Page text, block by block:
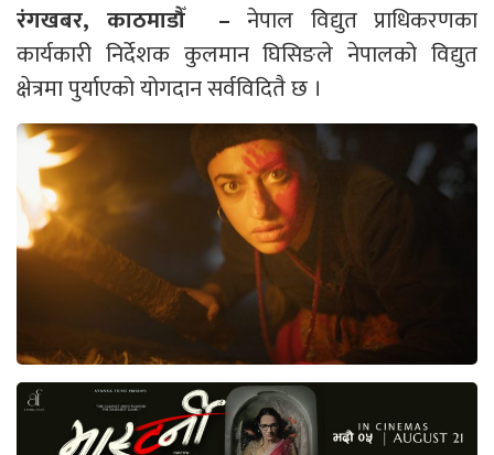
रंगखबर, काठमाडौँ – नेपाल विद्युत प्राधिकरणका
कार्यकारी निर्देशक कुलमान घिसिङले नेपालको विद्युत
क्षेत्रमा पुर्याएको योगदान सर्वविदितै छ ।